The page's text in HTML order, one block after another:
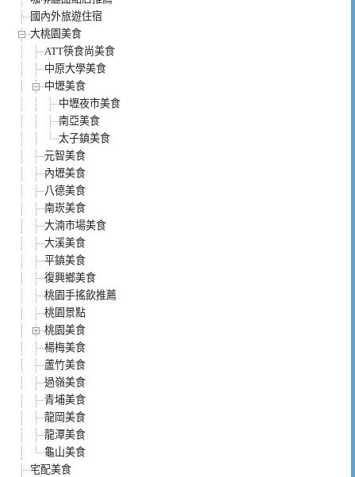
國內外旅遊住宿
大桃園美食
ATT筷食尚美食
中原大學美食
中壢美食
中壢夜市美食
南亞美食
太子鎮美食
元智美食
內壢美食
八德美食
南崁美食
大湳市場美食
大溪美食
平鎮美食
復興鄉美食
桃園手搖飲推薦
桃園景點
桃園美食
楊梅美食
蘆竹美食
過嶺美食
青埔美食
龍岡美食
龍潭美食
龜山美食
宅配美食